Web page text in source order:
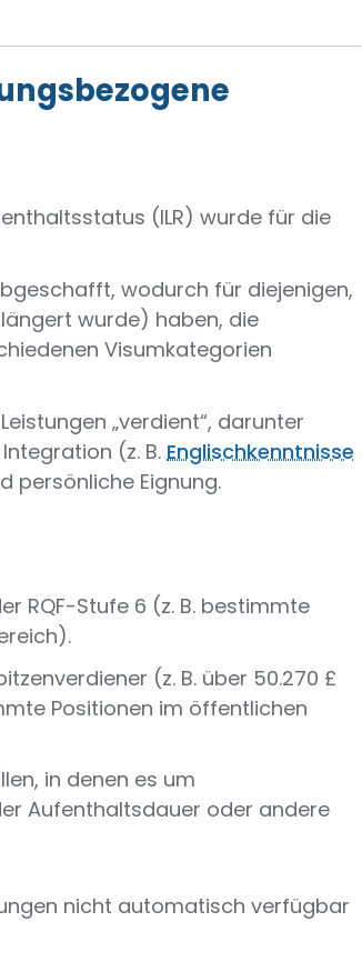
(ILR) wurde für die
wodurch für diejenigen,
wurde) haben, die
Visumkategorien
„verdient“, darunter
(z. B. Englischkenntnisse
persönliche Eignung.
RQF-Stufe 6 (z. B. bestimmte
(z. B. über 50.270 £
Positionen im öffentlichen
in denen es um
Aufenthaltsdauer oder andere
nicht automatisch verfügbar